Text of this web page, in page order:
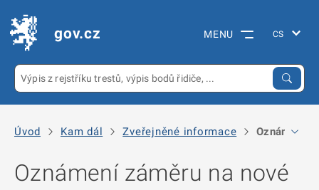
gov.cz MENU
Úvod Kam dál Zveřejněné informace Oznámení
Oznámení záměru na nové